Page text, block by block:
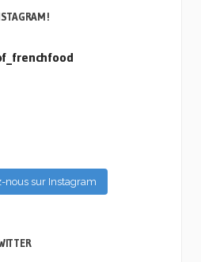
!
nous sur Instagram